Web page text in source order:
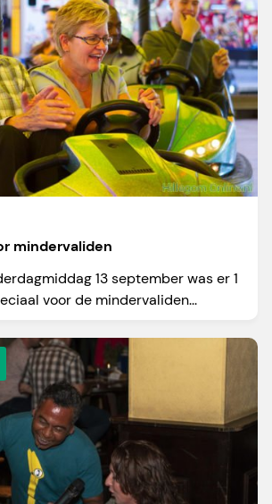
mindervaliden
13 september was er 1
voor de mindervaliden...